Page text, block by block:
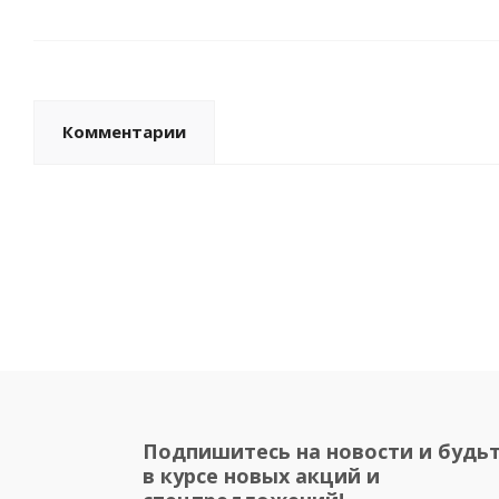
Комментарии
Подпишитесь на новости и
в курсе новых акций и